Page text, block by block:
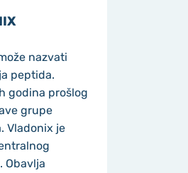
nazvati
peptida.
godina prošlog
grupe
Vladonix je
Obavlja